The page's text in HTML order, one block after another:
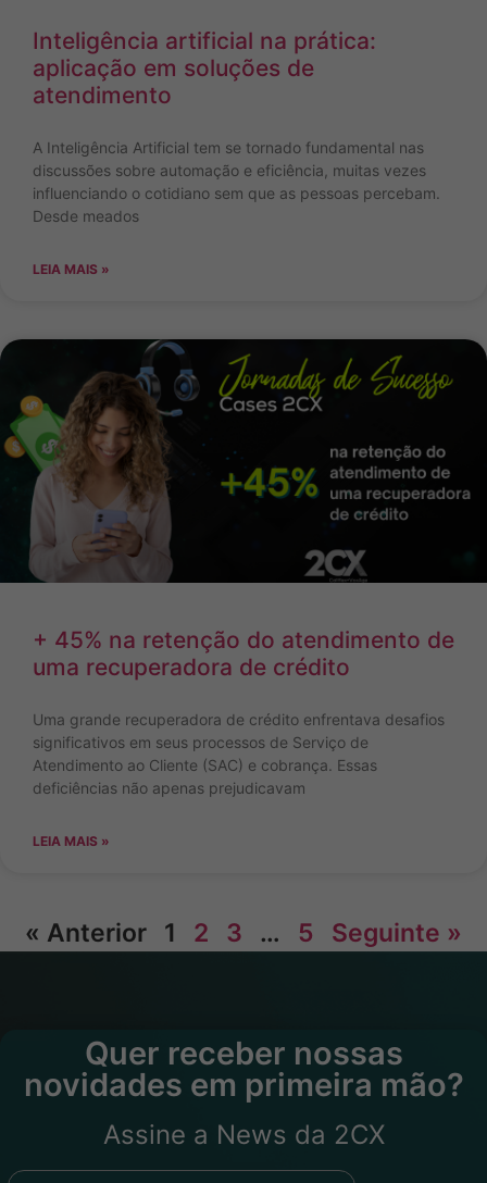
Inteligência artificial na prática:
aplicação em soluções de
atendimento
A Inteligência Artificial tem se tornado fundamental nas
discussões sobre automação e eficiência, muitas vezes
influenciando o cotidiano sem que as pessoas percebam.
Desde meados
LEIA MAIS »
+ 45% na retenção do atendimento de
uma recuperadora de crédito
Uma grande recuperadora de crédito enfrentava desafios
significativos em seus processos de Serviço de
Atendimento ao Cliente (SAC) e cobrança. Essas
deficiências não apenas prejudicavam
LEIA MAIS »
« Anterior 1 2 3 … 5 Seguinte »
Quer receber nossas
novidades em primeira mão?
Assine a News da 2CX